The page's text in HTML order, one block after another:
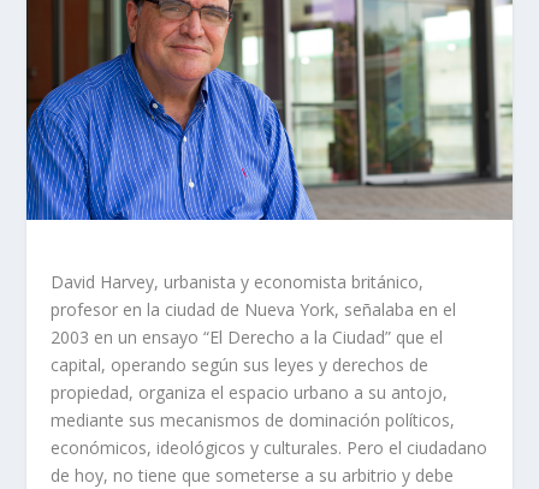
David Harvey, urbanista y economista británico,
profesor en la ciudad de Nueva York, señalaba en el
2003 en un ensayo “El Derecho a la Ciudad” que el
capital, operando según sus leyes y derechos de
propiedad, organiza el espacio urbano a su antojo,
mediante sus mecanismos de dominación políticos,
económicos, ideológicos y culturales. Pero el ciudadano
de hoy, no tiene que someterse a su arbitrio y debe